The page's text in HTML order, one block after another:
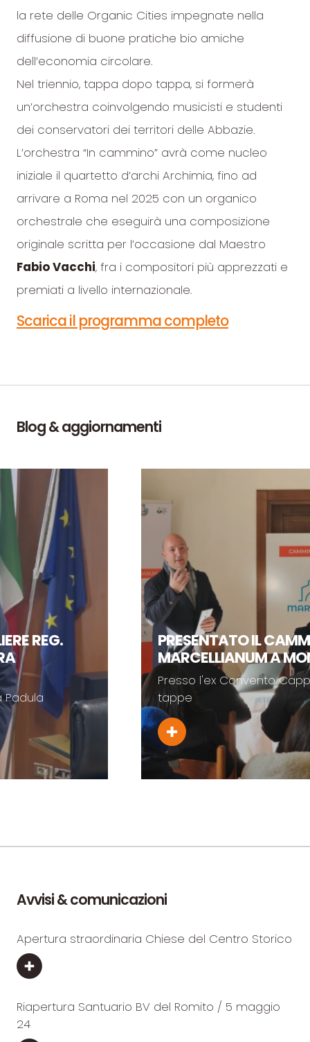
la rete delle Organic Cities impegnate nella
diffusione di buone pratiche bio amiche
dell’economia circolare.
Nel triennio, tappa dopo tappa, si formerà
un’orchestra coinvolgendo musicisti e studenti
dei conservatori dei territori delle Abbazie.
L’orchestra “In cammino” avrà come nucleo
iniziale il quartetto d’archi Archimia, fino ad
arrivare a Roma nel 2025 con un organico
orchestrale che eseguirà una composizione
originale scritta per l’occasione dal Maestro
Fabio Vacchi, fra i compositori più apprezzati e
premiati a livello internazionale.
Scarica il programma completo
Blog & aggiornamenti
PRESENTATO IL CAMMINO
MARCELLIANUM A
Presso l'ex Convento Cappuccini,
tappe
Avvisi & comunicazioni
Apertura straordinaria Chiese del Centro Storico
Riapertura Santuario BV del Romito / 5 maggio
24